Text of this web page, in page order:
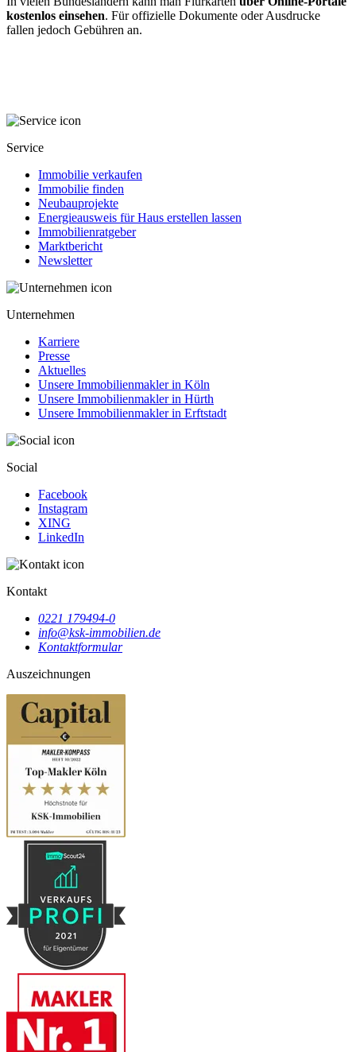
kostenlos einsehen. Für offizielle Dokumente oder Ausdrucke
fallen jedoch Gebühren an.
Service
Immobilie verkaufen
Immobilie finden
Neubauprojekte
Energieausweis für Haus erstellen lassen
Immobilienratgeber
Marktbericht
Newsletter
Unternehmen
Karriere
Presse
Aktuelles
Unsere Immobilienmakler in Köln
Unsere Immobilienmakler in Hürth
Unsere Immobilienmakler in Erftstadt
Social
Facebook
Instagram
XING
LinkedIn
Kontakt
0221 179494-0
info@ksk-immobilien.de
Kontaktformular
Auszeichnungen